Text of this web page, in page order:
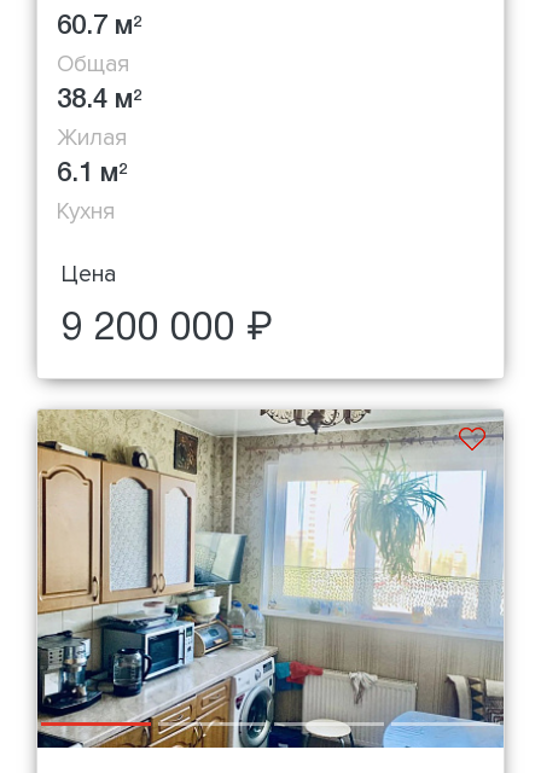
60.7 м2
Общая
38.4 м2
Жилая
6.1 м2
Кухня
Цена
9 200 000 ₽